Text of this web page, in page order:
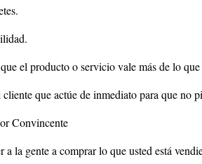
el producto o servicio vale más de lo
que actúe de inmediato para que no
Convincente
a la gente a comprar lo que usted está